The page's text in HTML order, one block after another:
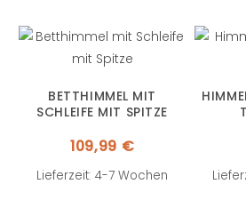
BETTHIMMEL MIT
SCHLEIFE MIT SPITZE
109,99 €
Lieferzeit: 4-7 Wochen